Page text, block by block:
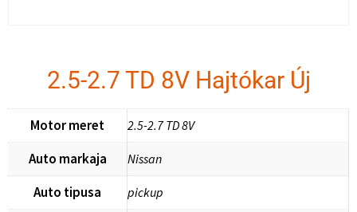
2.5-2.7 TD 8V Hajtókar Új
Motor meret 2.5-2.7 TD 8V
Auto markaja Nissan
Auto tipusa pickup